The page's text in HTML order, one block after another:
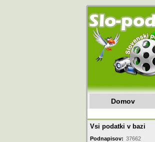
Domov
Vsi podatki v bazi
Podnapisov: 37662